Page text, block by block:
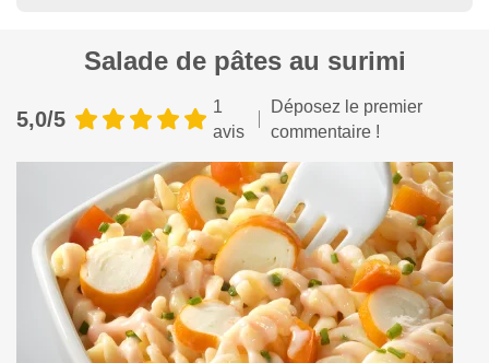
Salade de pâtes au surimi
5,0/5
1
avis
Déposez le premier
commentaire !